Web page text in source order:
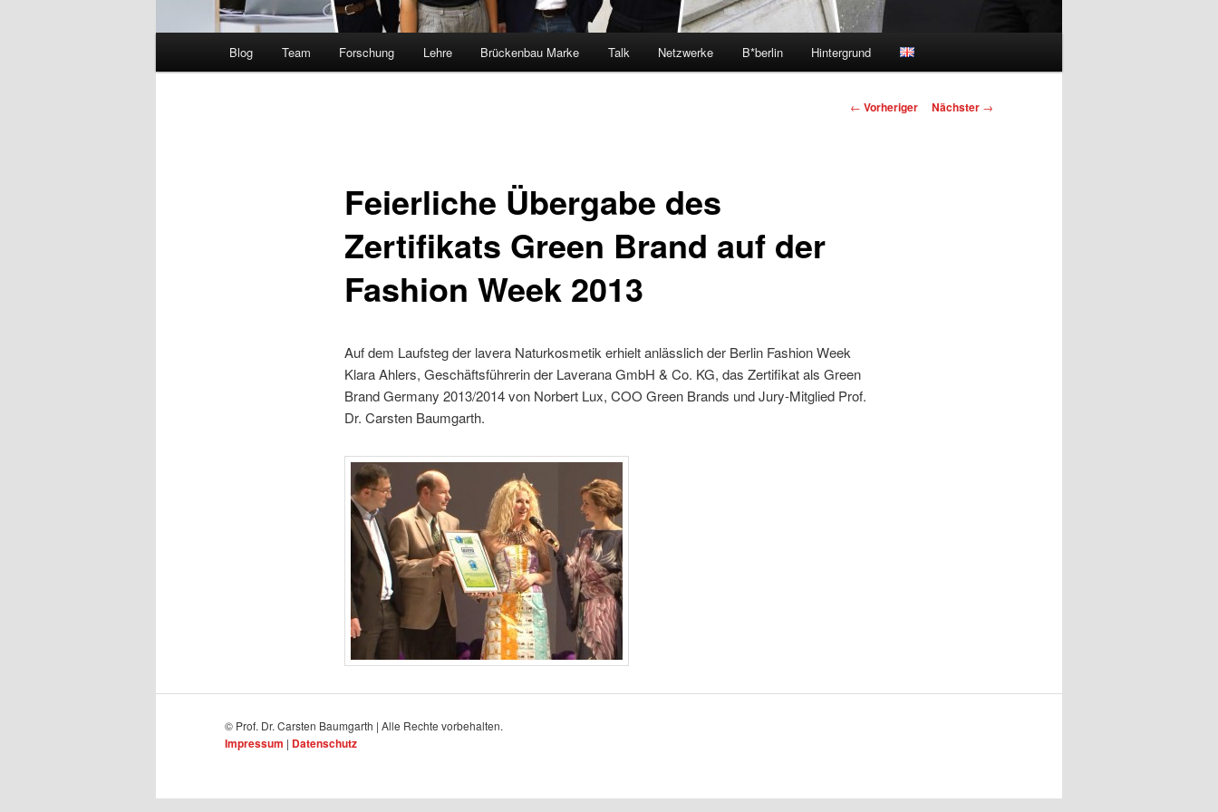
Blog Team Forschung Lehre Brückenbau Marke Talk Netzwerke B*berlin Hintergrund
Beitragsnavigation
← Vorheriger Nächster →
Feierliche Übergabe des
Zertifikats Green Brand auf der
Fashion Week 2013
Auf dem Laufsteg der lavera Naturkosmetik erhielt anlässlich der Berlin Fashion Week
Klara Ahlers, Geschäftsführerin der Laverana GmbH & Co. KG, das Zertifikat als Green
Brand Germany 2013/2014 von Norbert Lux, COO Green Brands und Jury-Mitglied Prof.
Dr. Carsten Baumgarth.
© Prof. Dr. Carsten Baumgarth | Alle Rechte vorbehalten.
Impressum | Datenschutz